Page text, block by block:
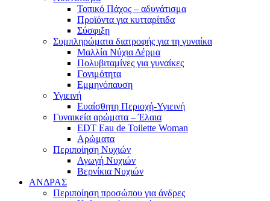
Τοπικό Πάχος – αδυνάτισμα
Προϊόντα για κυτταρίτιδα
Σύσφιξη
Συμπληρώματα διατροφής για τη γυναίκα
Μαλλία Νύχια Δέρμα
Πολυβιταμίνες για γυναίκες
Γονιμότητα
Εμμηνόπαυση
Υγιεινή
Ευαίσθητη Περιοχή-Υγιεινή
Γυναικεία αρώματα – Έλαια
EDT Eau de Toilette Woman
Αρώματα
Περιποίηση Νυχιών
Αγωγή Νυχιών
Βερνίκια Νυχιών
ΑΝΔΡΑΣ
Περιποίηση προσώπου για άνδρες